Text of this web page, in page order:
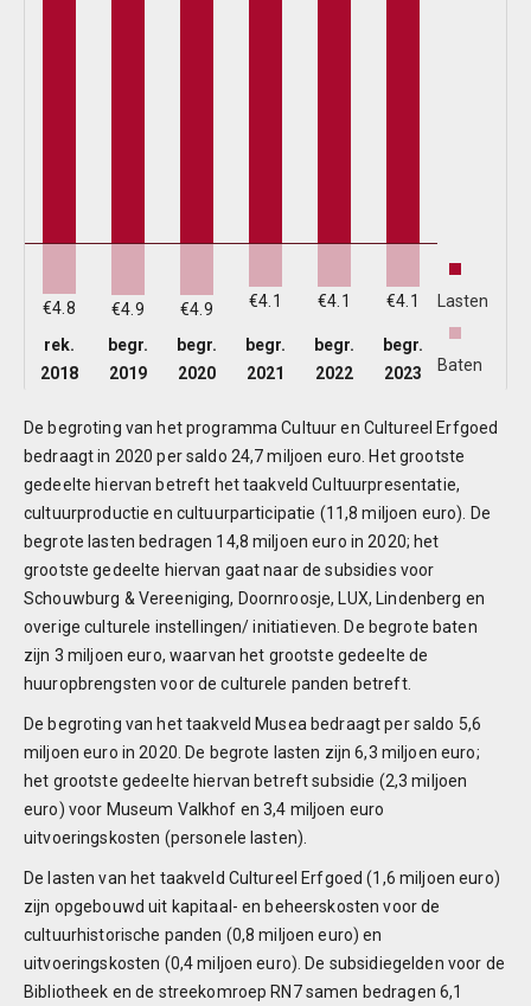
€4.8
rek.
2018
€4.9
begr.
2019
€4.9
begr.
2020
€4.1
begr.
2021
€4.1
begr.
2022
€4.1
begr.
2023
Lasten
Baten
De begroting van het programma Cultuur en Cultureel Erfgoed
bedraagt in 2020 per saldo 24,7 miljoen euro. Het grootste
gedeelte hiervan betreft het taakveld Cultuurpresentatie,
cultuurproductie en cultuurparticipatie (11,8 miljoen euro). De
begrote lasten bedragen 14,8 miljoen euro in 2020; het
grootste gedeelte hiervan gaat naar de subsidies voor
Schouwburg & Vereeniging, Doornroosje, LUX, Lindenberg en
overige culturele instellingen/ initiatieven. De begrote baten
zijn 3 miljoen euro, waarvan het grootste gedeelte de
huuropbrengsten voor de culturele panden betreft.
De begroting van het taakveld Musea bedraagt per saldo 5,6
miljoen euro in 2020. De begrote lasten zijn 6,3 miljoen euro;
het grootste gedeelte hiervan betreft subsidie (2,3 miljoen
euro) voor Museum Valkhof en 3,4 miljoen euro
uitvoeringskosten (personele lasten).
De lasten van het taakveld Cultureel Erfgoed (1,6 miljoen euro)
zijn opgebouwd uit kapitaal- en beheerskosten voor de
cultuurhistorische panden (0,8 miljoen euro) en
uitvoeringskosten (0,4 miljoen euro). De subsidiegelden voor de
Bibliotheek en de streekomroep RN7 samen bedragen 6,1